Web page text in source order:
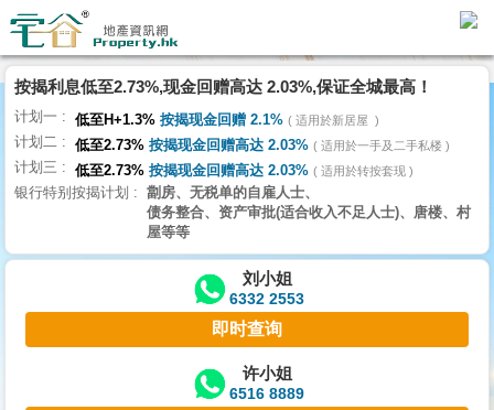
理
主
页
搵
楼/
交
业
主
按揭利息低至2.73%,现金回赠高达 2.03%,保证全城最高！
计划一 低至H+1.3% 按揭现金回赠 2.1% 适用於新居屋
计划二 低至2.73% 按揭现金回赠高达 2.03% 适用於一手及二手私楼
计划三 低至2.73% 按揭现金回赠高达 2.03% 适用於转按套现
银行特别按揭计划
劏房、无税单的自雇人士、
债务整合、资产审批(适合收入不足人士)、唐楼、村
屋等等
刘小姐
6332 2553
即时查询
许小姐
6516 8889